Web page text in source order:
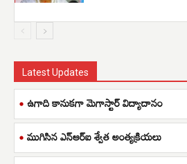
Latest Updates
ఉగాది కానుకగా మెగాస్టార్ విద్యాదానం
ముగిసిన ఎన్ఆర్ఐ శ్వేత అంత్యక్రియలు